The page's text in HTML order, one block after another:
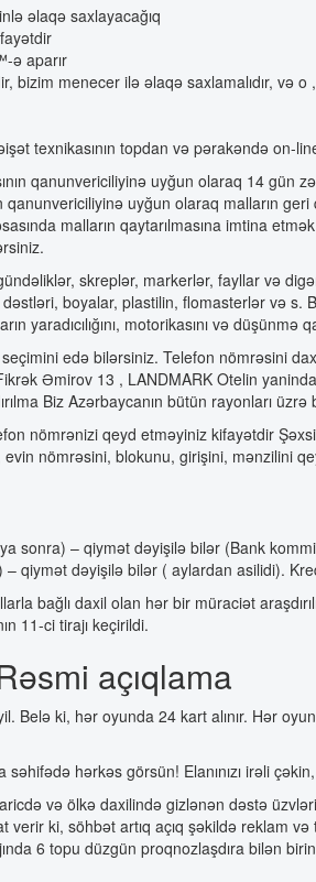
əlaqə saxlayacağıq
ə aparır
bizim menecer ilə əlaqə saxlamalıdır, və
texnikasının topdan və pərakəndə on-
qanunvericiliyinə uyğun olaraq 14 gün
uyğun olaraq malların geri
malların qaytarılmasına imtina
skreplər, markerlər, fayllar və
boyalar, plastilin, flomasterlər və s.
yaradıcılığını, motorikasını və düşünmə
edə bilərsiniz. Telefon nömrəsini
Əmirov 13 , LANDMARK Otelin
Biz Azərbaycanın bütün rayonları üzrə
nömrənizi qeyd etməyiniz kifayətdir
nömrəsini, blokunu, girişini, mənzilini
– qiymət dəyişilə bilər (Bank
qiymət dəyişilə bilər ( aylardan asilidi).
bağlı daxil olan hər bir müraciət
11-ci tirajı keçirildi.
açıqlama
Belə ki, hər oyunda 24 kart alınır. Hər
səhifədə hərkəs görsün! Elanınızı irəli
və ölkə daxilində gizlənən dəstə
ki, söhbət artıq açıq şəkildə reklam
6 topu düzgün proqnozlaşdıra bilən